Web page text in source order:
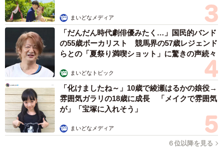
まいどなメディア
「だんだん時代劇俳優みたく…」国民的バンド
の55歳ボーカリスト 競馬界の57歳レジェンド
らとの「夏祭り満喫ショット」に驚きの声続々
まいどなトピック
「化けましたね～」10歳で綾瀬はるかの娘役→
雰囲気ガラリの18歳に成長 「メイクで雰囲気
が」「宝塚に入れそう」
まいどなメディア
６位以降を見る